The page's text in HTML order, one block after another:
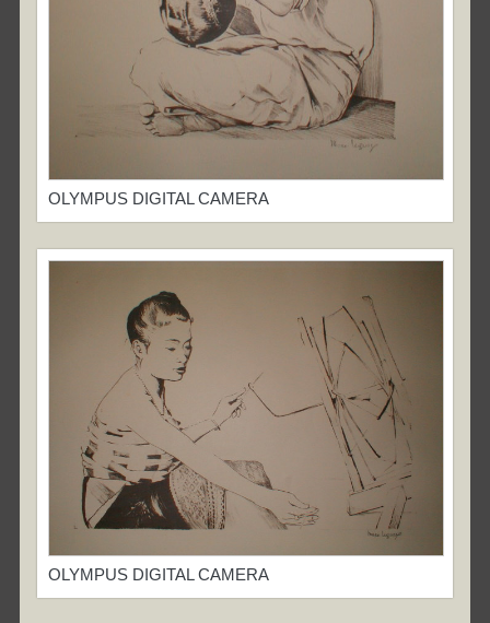
OLYMPUS DIGITAL CAMERA
OLYMPUS DIGITAL CAMERA